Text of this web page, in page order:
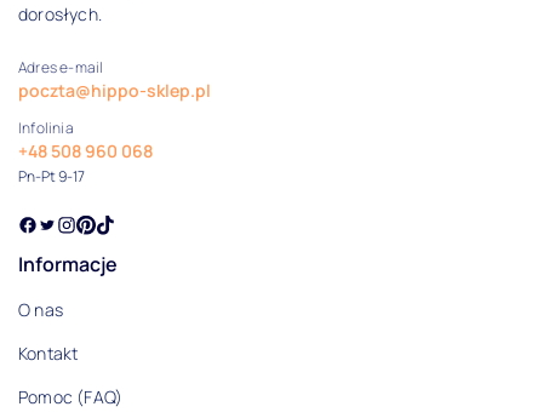
dorosłych.
Adres e-mail
poczta@hippo-sklep.pl
Infolinia
+48 508 960 068
Pn-Pt 9-17
Informacje
O nas
Kontakt
Pomoc (FAQ)